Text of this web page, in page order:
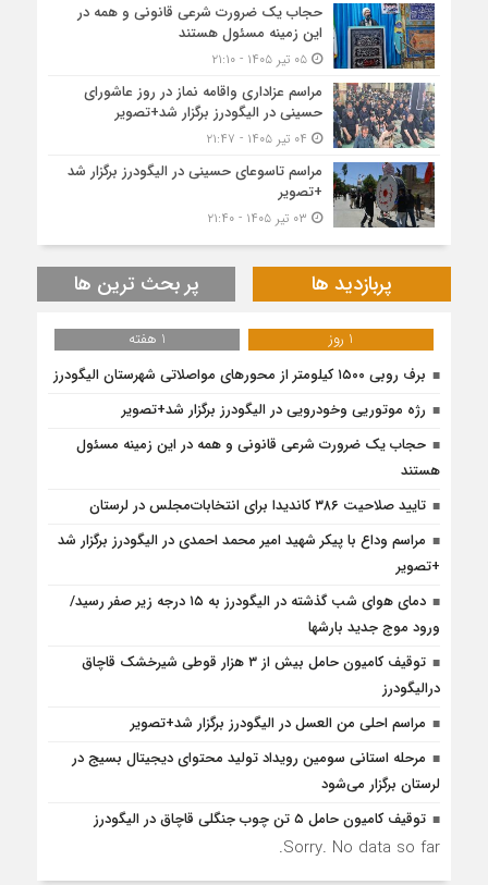
حجاب یک ضرورت شرعی قانونی و همه در
این زمینه مسئول هستند
۰۵ تیر ۱۴۰۵ - ۲۱:۱۰
مراسم عزاداری واقامه نماز در روز عاشورای
حسینی در الیگودرز برگزار شد+تصویر
مراسم تاسوعای حسینی در الیگودرز برگزار شد
+تصویر
پربازدید ها پر بحث ترین ها
1 روز
1 هفته
برف روبی ۱۵۰۰ کیلومتر از محور‌های مواصلاتی شهرستان الیگودرز
رژه موتوریی وخودرویی در الیگودرز برگزار شد+تصویر
حجاب یک ضرورت شرعی قانونی و همه در این زمینه مسئول
هستند
تایید صلاحیت ۳۸۶ کاندیدا برای انتخابات‌مجلس در لرستان
مراسم وداع با پیکر شهید امیر محمد احمدی در الیگودرز برگزار شد
+تصویر
دمای هوای شب گذشته در الیگودرز به ۱۵ درجه زیر صفر رسید/
ورود موج جدید بارشها
توقیف کامیون حامل بیش از ۳ هزار قوطی شیرخشک قاچاق
درالیگودرز
مراسم احلی من العسل در الیگودرز برگزار شد+تصویر
مرحله استانی سومین رویداد تولید محتوای دیجیتال بسیج در
لرستان برگزار می‌شود
توقیف کامیون حامل ۵ تن چوب جنگلی قاچاق در الیگودرز
Sorry. No data so far.